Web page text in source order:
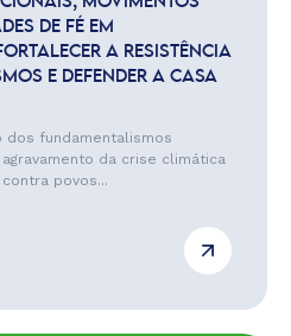
DE FÉ EM
A RESISTÊNCIA
E DEFENDER A CASA
dos fundamentalismos
da crise climática
povos...